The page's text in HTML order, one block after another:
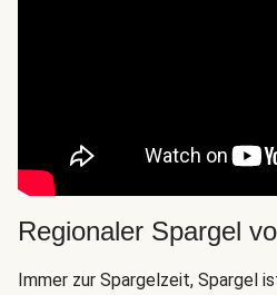
Regionaler Spargel
Immer zur Spargelzeit, Spargel